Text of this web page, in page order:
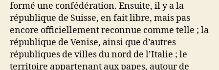
formé une confédération. Ensuite, il y a la
république de Suisse, en fait libre, mais pas
encore officiellement reconnue comme telle ; la
république de Venise, ainsi que d’autres
républiques de villes du nord de l’Italie ; le
territoire appartenant aux papes, autour de